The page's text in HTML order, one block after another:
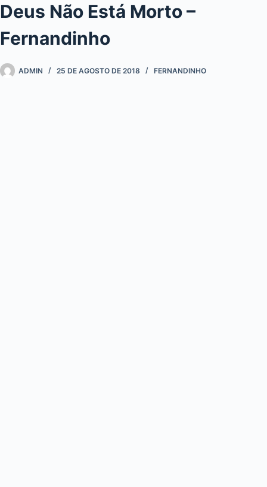
Deus Não Está Morto –
Fernandinho
ADMIN 25 DE AGOSTO DE 2018 FERNANDINHO